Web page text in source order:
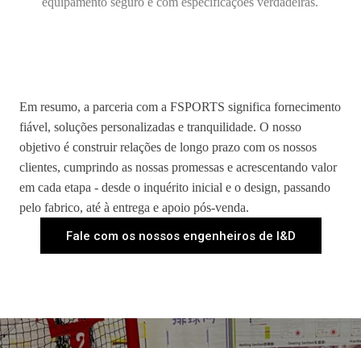
Em resumo, a parceria com a FSPORTS significa fornecimento
fiável, soluções personalizadas e tranquilidade. O nosso
objetivo é construir relações de longo prazo com os nossos
clientes, cumprindo as nossas promessas e acrescentando valor
em cada etapa - desde o inquérito inicial e o design, passando
pelo fabrico, até à entrega e apoio pós-venda.
Fale com os nossos engenheiros de I&D